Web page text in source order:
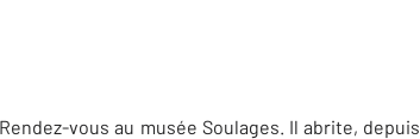
vous au musée Soulages. Il abrite, depuis